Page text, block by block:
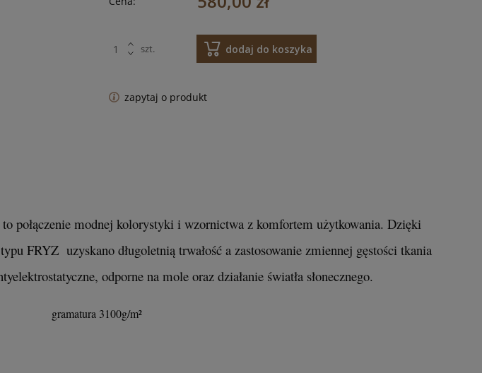
szt. dodaj do koszyka
zapytaj o produkt
połączenie modnej kolorystyki i wzornictwa z komfortem użytkowania. Dzięki
FRYZ uzyskano długoletnią trwałość a zastosowanie zmiennej gęstości tkania
odporne na mole oraz działanie światła słonecznego.
gramatura 3100g/m²